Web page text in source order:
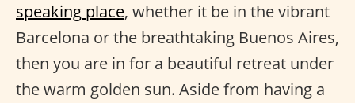
speaking place, whether it be in the vibrant
Barcelona or the breathtaking Buenos Aires,
then you are in for a beautiful retreat under
the warm golden sun. Aside from having a